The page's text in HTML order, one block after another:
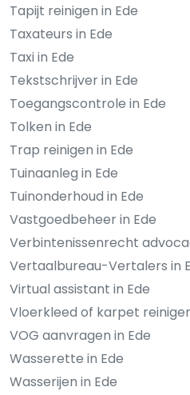
Tapijt reinigen in Ede
Taxateurs in Ede
Taxi in Ede
Tekstschrijver in Ede
Toegangscontrole in Ede
Tolken in Ede
Trap reinigen in Ede
Tuinaanleg in Ede
Tuinonderhoud in Ede
Vastgoedbeheer in Ede
Verbintenissenrecht
Vertaalbureau-Vertalers in
Virtual assistant in Ede
Vloerkleed of karpet
VOG aanvragen in Ede
Wasserette in Ede
Wasserijen in Ede